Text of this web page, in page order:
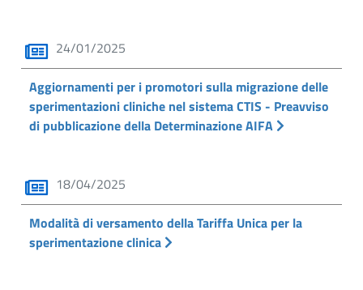
24/01/2025
Aggiornamenti per i promotori sulla migrazione delle
sperimentazioni cliniche nel sistema CTIS - Preavviso
di pubblicazione della Determinazione AIFA
18/04/2025
Modalità di versamento della Tariffa Unica per la
sperimentazione clinica